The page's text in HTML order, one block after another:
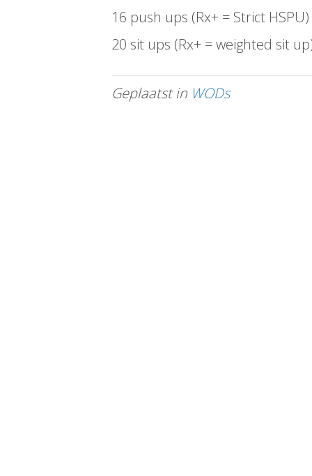
16 push ups (Rx+ = Strict HSPU)
20 sit ups (Rx+ = weighted sit
Geplaatst in WODs